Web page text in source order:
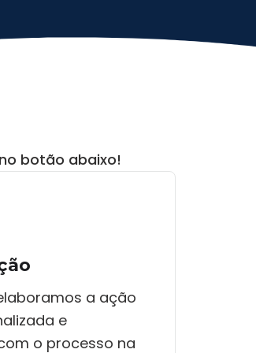
botão abaixo!
a ação
e
o processo na